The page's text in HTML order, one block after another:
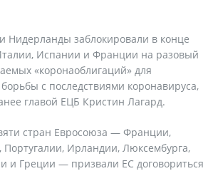
Нидерланды заблокировали в конце
Испании и Франции на разовый
«коронаоблигаций» для
с последствиями коронавируса,
главой ЕЦБ Кристин Лагард.
стран Евросоюза — Франции,
Ирландии, Люксембурга,
и Греции — призвали ЕС договориться